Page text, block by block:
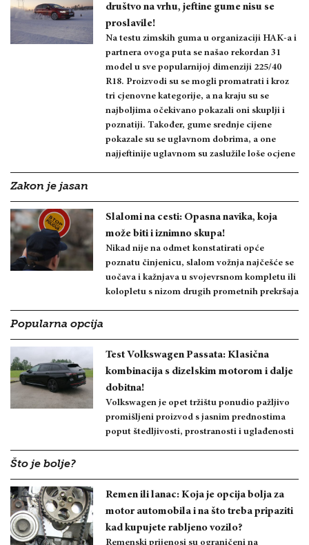
društvo na vrhu, jeftine gume nisu se
proslavile!
Na testu zimskih guma u organizaciji HAK-a i
partnera ovoga puta se našao rekordan 31
model u sve popularnijoj dimenziji 225/40
R18. Proizvodi su se mogli promatrati i kroz
tri cjenovne kategorije, a na kraju su se
najboljima očekivano pokazali oni skuplji i
poznatiji. Također, gume srednje cijene
pokazale su se uglavnom dobrima, a one
najjeftinije uglavnom su zaslužile loše ocjene
Zakon je jasan
Slalomi na cesti: Opasna navika, koja
može biti i iznimno skupa!
Nikad nije na odmet konstatirati opće
poznatu činjenicu, slalom vožnja najčešće se
uočava i kažnjava u svojevrsnom kompletu ili
kolopletu s nizom drugih prometnih prekršaja
Popularna opcija
Test Volkswagen Passata: Klasična
kombinacija s dizelskim motorom i dalje
dobitna!
Volkswagen je opet tržištu ponudio pažljivo
promišljeni proizvod s jasnim prednostima
poput štedljivosti, prostranosti i uglađenosti
Što je bolje?
Remen ili lanac: Koja je opcija bolja za
motor automobila i na što treba pripaziti
kad kupujete rabljeno vozilo?
Remenski prijenosi su ograničeni na